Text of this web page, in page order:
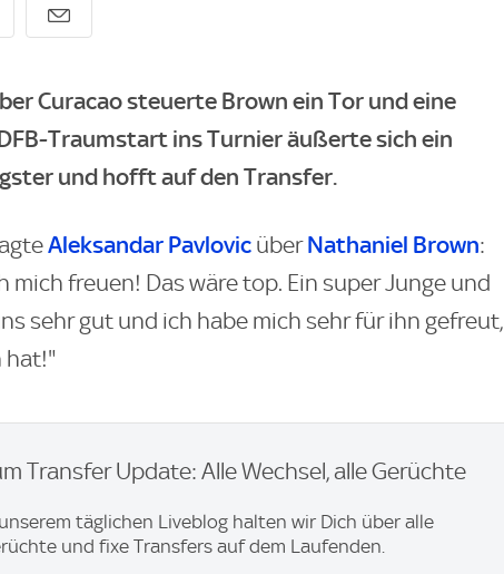
Curacao steuerte Brown ein Tor und eine
Traumstart ins Turnier äußerte sich ein
und hofft auf den Transfer.
Aleksandar Pavlovic überNathaniel Brown:
mich freuen! Das wäre top. Ein super Junge und
sehr gut und ich habe mich sehr für ihn gefreut,
hat!"
Transfer Update: Alle Wechsel, alle Gerüchte
täglichen Liveblog halten wir Dich über alle
und fixe Transfers auf dem Laufenden.